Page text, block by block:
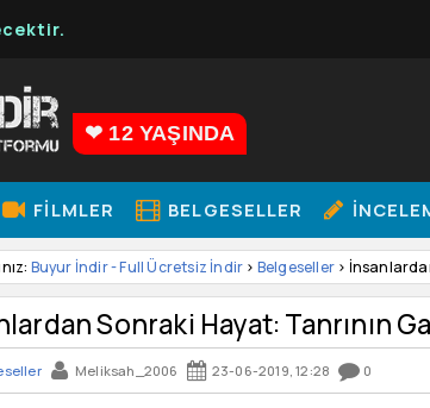
❤ 12 YAŞINDA
FILMLER BELGESELLER
Buyur İndir - Full Ücretsiz İndir > Belgeseller >
Sonraki Hayat: Tanrının
Meliksah_2006 23-06-2019, 12:28 0